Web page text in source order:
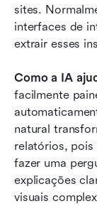
sites.
interfaces de
extrair esses
Como a IA
facilmente
natural
relatórios, pois
fazer uma
explicações
visuais